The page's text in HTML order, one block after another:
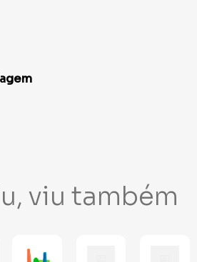
viu também